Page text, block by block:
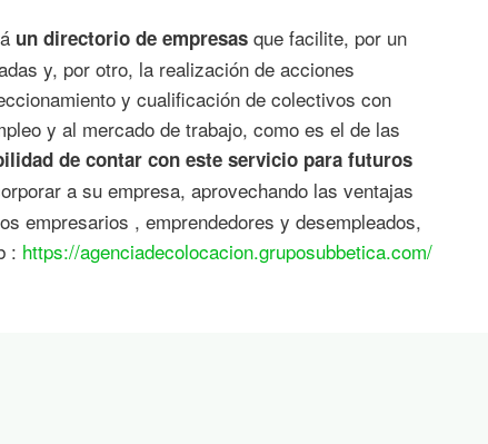
un directorio de empresas que facilite, por un
y, por otro, la realización de acciones
y cualificación de colectivos con
y al mercado de trabajo, como es el de las
de contar con este servicio para futuros
a su empresa, aprovechando las ventajas
empresarios , emprendedores y desempleados,
: https://agenciadecolocacion.gruposubbetica.com/